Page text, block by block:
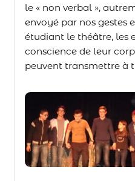
le « non verbal »,
envoyé par nos gestes
étudiant le théâtre, les
conscience de leur
peuvent transmettre à